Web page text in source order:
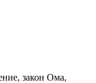
закон Ома,